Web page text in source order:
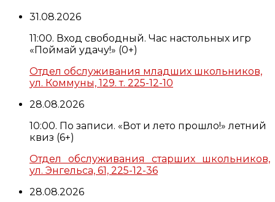
31.08.2026
11:00. Вход свободный. Час настольных игр
«Поймай удачу!» (0+)
Отдел обслуживания младших школьников,
ул. Коммуны, 129. т. 225-12-10
28.08.2026
10:00. По записи. «Вот и лето прошло!» летний
квиз (6+)
Отдел обслуживания старших школьников,
ул. Энгельса, 61, 225-12-36
28.08.2026